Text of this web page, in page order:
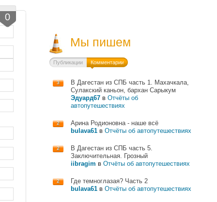
0
Мы пишем
Публикации Комментарии
3
В Дагестан из СПБ часть 1. Махачкала,
Сулакский каньон, бархан Сарыкум
Эдуард67в Отчёты об
автопутешествиях
2
Арина Родионовна - наше всё
bulava61в Отчёты об автопутешествиях
2
В Дагестан из СПБ часть 5.
Заключительная. Грозный
iibragim в Отчёты об автопутешествиях
2
Где темноглазая? Часть 2
bulava61в Отчёты об автопутешествиях